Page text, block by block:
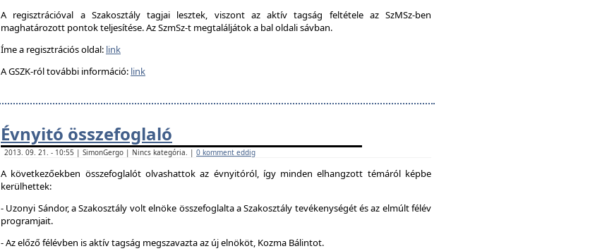
A regisztrációval a Szakosztály tagjai lesztek, viszont az aktív tagság feltétele az SzMSz-ben
maghatározott pontok teljesítése. Az SzmSz-t megtaláljátok a bal oldali sávban.
Íme a regisztrációs oldal: link
A GSZK-ról további információ: link
Évnyitó összefoglaló
2013. 09. 21. - 10:55 | SimonGergo | Nincs kategória. | 0 komment eddig
A következőekben összefoglalót olvashattok az évnyitóról, így minden elhangzott témáról képbe
kerülhettek:
- Uzonyi Sándor, a Szakosztály volt elnöke összefoglalta a Szakosztály tevékenységét és az elmúlt félév
programjait.
- Az előző félévben is aktív tagság megszavazta az új elnököt, Kozma Bálintot.